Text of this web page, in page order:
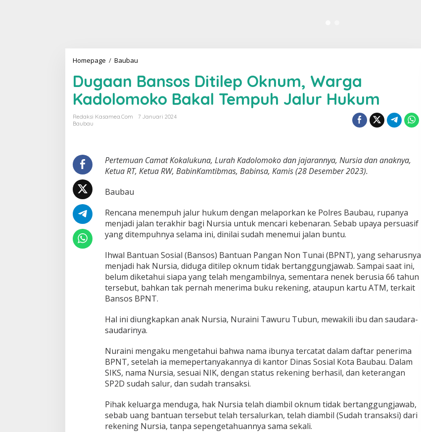
Homepage / Baubau
g
a
a
n
B
s
D
i
e
p
O
k
u
m
,
W
a
g
a
K
d
o
l
o
m
k
o
B
Dugaan Bansos Ditilep Oknum, Warga
Kadolomoko Bakal Tempuh Jalur Hukum
Redaksi Kasamea.com
7 Januari 2024
Baubau
Pertemuan Camat Kokalukuna, Lurah Kadolomoko dan jajarannya, Nursia dan anaknya,
Ketua RT, Ketua RW, BabinKamtibmas, Babinsa, Kamis (28 Desember 2023).
Baubau
Rencana menempuh jalur hukum dengan melaporkan ke Polres Baubau, rupanya
menjadi jalan terakhir bagi Nursia untuk mencari kebenaran. Sebab upaya persuasif
yang ditempuhnya selama ini, dinilai sudah menemui jalan buntu.
Ihwal Bantuan Sosial (Bansos) Bantuan Pangan Non Tunai (BPNT), yang seharusnya
menjadi hak Nursia, diduga ditilep oknum tidak bertanggungjawab. Sampai saat ini,
belum diketahui siapa yang telah mengambilnya, sementara nenek berusia 66 tahun
tersebut, bahkan tak pernah menerima buku rekening, ataupun kartu ATM, terkait
Bansos BPNT.
Hal ini diungkapkan anak Nursia, Nuraini Tawuru Tubun, mewakili ibu dan saudara-
saudarinya.
Nuraini mengaku mengetahui bahwa nama ibunya tercatat dalam daftar penerima
BPNT, setelah ia memepertanyakannya di kantor Dinas Sosial Kota Baubau. Dalam
SIKS, nama Nursia, sesuai NIK, dengan status rekening berhasil, dan keterangan
SP2D sudah salur, dan sudah transaksi.
Pihak keluarga menduga, hak Nursia telah diambil oknum tidak bertanggungjawab,
sebab uang bantuan tersebut telah tersalurkan, telah diambil (Sudah transaksi) dari
rekening Nursia, tanpa sepengetahuannya sama sekali.